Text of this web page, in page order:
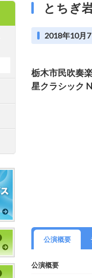
とちぎ
2018年10月
栃木市民吹奏
星クラシック
公演概要
公演概要